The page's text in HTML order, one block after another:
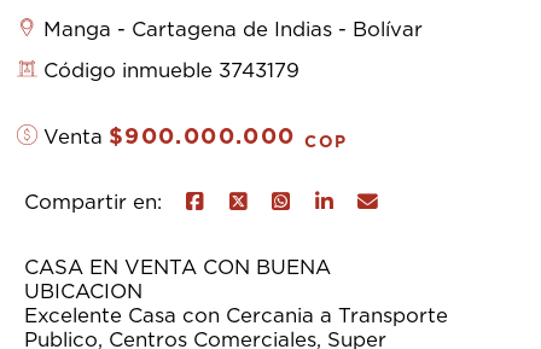
Manga - Cartagena de Indias - Bolívar
Código inmueble 3743179
Venta $900.000.000COP
Compartir en:
CASA EN VENTA CON BUENA
Excelente Casa con Cercania a Transporte
Publico, Centros Comerciales, Super